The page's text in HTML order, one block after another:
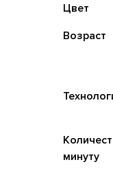
Цвет
Возраст
минуту